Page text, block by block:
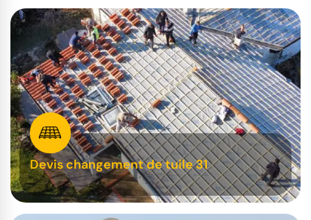
Devis changement de tuile 31